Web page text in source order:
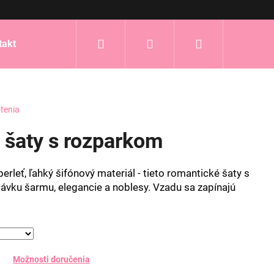
Prihlásenie
s rozparkom
ľahký šifónový materiál - tieto romantické šaty s
šarmu, elegancie a noblesy. Vzadu sa zapínajú
Možnosti doručenia